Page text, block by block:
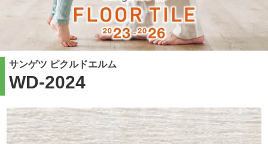
サンゲツ ピクルドエルム
WD-2024